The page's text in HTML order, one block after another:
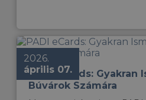
2026.
április 07.
PADI eCards:
Búvárok Számára